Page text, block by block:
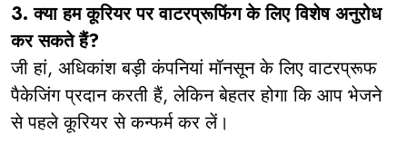
3. क्या हम कूरियर पर वाटरप्रूफिंग के लिए विशेष अनुरोध
कर सकते हैं?
जी हां, अधिकांश बड़ी कंपनियां मॉनसून के लिए वाटरप्रूफ
पैकेजिंग प्रदान करती हैं, लेकिन बेहतर होगा कि आप भेजने
से पहले कूरियर से कन्फर्म कर लें।